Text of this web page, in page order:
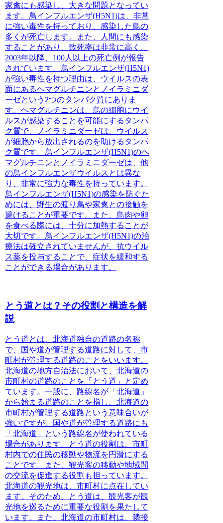
家禽にも感染し、大きな問題となってい
ます。鳥インフルエンザ(H5N1)は、非常
に強い毒性を持っており、感染した鳥の
多くが死亡します。また、人間にも感染
することがあり、致死率は非常に高く、
2003年以降、100人以上の死亡例が報告
されています。鳥インフルエンザ(H5N1)
が強い毒性を持つ理由は、ウイルスの表
面にあるヘマグルチニンとノイラミニダ
ーゼという2つのタンパク質にありま
す。ヘマグルチニンは、鳥の細胞にウイ
ルスが感染することを可能にするタンパ
ク質で、ノイラミニダーゼは、ウイルス
が細胞から放出されるのを助けるタンパ
ク質です。鳥インフルエンザ(H5N1)のヘ
マグルチニンとノイラミニダーゼは、他
の鳥インフルエンザウイルスとは異な
り、非常に強力な毒性を持っています。
鳥インフルエンザ(H5N1)の感染を防ぐた
めには、野生の渡り鳥や家禽との接触を
避けることが重要です。また、鳥肉や卵
を食べる際には、十分に加熱することが
大切です。鳥インフルエンザ(H5N1)の治
療法は確立されていませんが、抗ウイル
ス薬を投与することで、症状を緩和する
ことができる場合があります。
とう道とは？その役割と構造を解
説
とう道とは、北海道独自の道路の名称
で、国や道が管理する道路に対して、市
町村が管理する道路のことをいいます。
北海道の地方自治法において、北海道の
市町村の道路のことを「とう道」と定め
ています。一般に、路線名が「北海道」
から始まる道路のことを指し、北海道の
市町村が管理する道路という意味合いが
強いですが、国や道が管理する道路にも
「北海道」という路線名が使われている
場合があります。とう道の役割は、市町
村内での住民の移動や物流を円滑にする
ことです。また、観光客の移動や地域間
の交流を促進する役割も担っています。
北海道の観光地は、市町村に点在してい
ます。そのため、とう道は、観光客が観
光地を巡るために重要な役割を果たして
います。また、北海道の市町村は、隣接